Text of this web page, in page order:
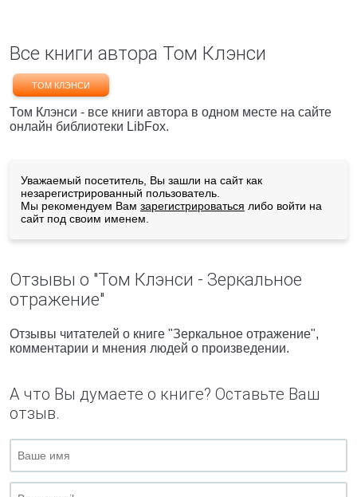
Все книги автора Том Клэнси
ТОМ КЛЭНСИ
Том Клэнси - все книги автора в одном месте на сайте
онлайн библиотеки LibFox.
Уважаемый посетитель, Вы зашли на сайт как
незарегистрированный пользователь.
Мы рекомендуем Вам зарегистрироваться либо войти на
сайт под своим именем.
Отзывы о "Том Клэнси - Зеркальное
отражение"
Отзывы читателей о книге "Зеркальное отражение",
комментарии и мнения людей о произведении.
А что Вы думаете о книге? Оставьте Ваш
отзыв.